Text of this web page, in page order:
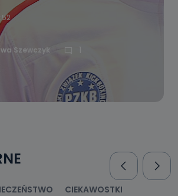
Szewczyk
CIEKAWOSTKI